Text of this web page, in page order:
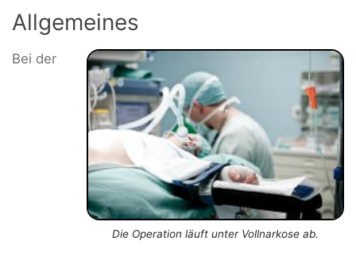
Allgemeines
Die Operation läuft unter Vollnarkose ab.
Bei der